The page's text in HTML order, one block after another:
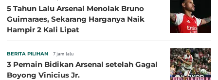
5 Tahun Lalu Arsenal Menolak Bruno
Guimaraes, Sekarang Harganya Naik
Hampir 2 Kali Lipat
BERITA PILIHAN 7 jam lalu
3 Pemain Bidikan Arsenal setelah Gagal
Boyong Vinicius Jr.